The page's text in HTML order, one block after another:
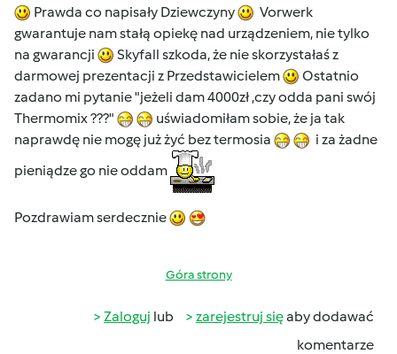
Prawda co napisały Dziewczyny
Vorwerk
gwarantuje nam stałą opiekę nad urządzeniem, nie tylko
na gwarancji
Skyfall szkoda, że nie skorzystałaś z
darmowej prezentacji z Przedstawicielem
Ostatnio
zadano mi pytanie "jeżeli dam 4000zł ,czy odda pani swój
Thermomix ???"
uświadomiłam sobie, że ja tak
naprawdę nie mogę już żyć bez termosia
i za żadne
pieniądze go nie oddam
Pozdrawiam serdecznie
Góra strony
Zaloguj lub zarejestruj sięaby dodawać
komentarze